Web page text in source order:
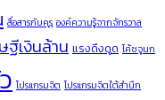
สื่อสารกับคุรุ องค์ความรู้จากจักรวาล
ฐีเงินล้าน แรงดึงดูด โค้ชจูนก
โปรแกรมจิต โปรแกรมจิตใต้สำนึก